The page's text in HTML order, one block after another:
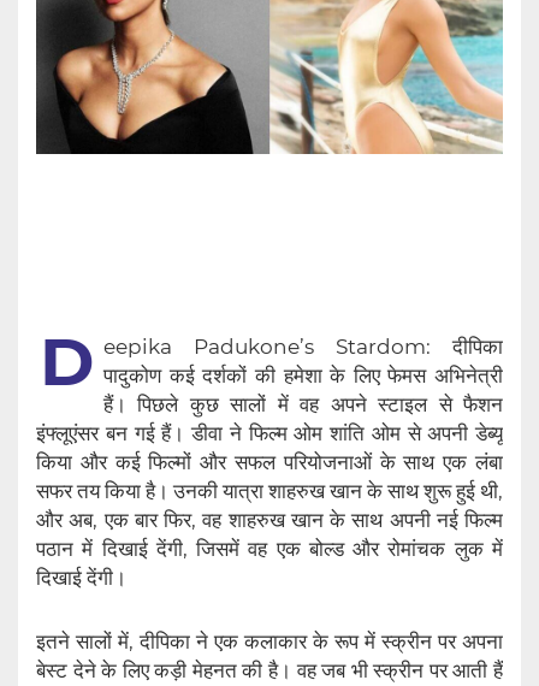
D eepika Padukone’s Stardom: दीपिका
पादुकोण कई दर्शकों की हमेशा के लिए फेमस अभिनेत्री
हैं। पिछले कुछ सालों में वह अपने स्टाइल से फैशन
इंफ्लूएंसर बन गई हैं। डीवा ने फिल्म ओम शांति ओम से अपनी डेब्यू
किया और कई फिल्मों और सफल परियोजनाओं के साथ एक लंबा
सफर तय किया है। उनकी यात्रा शाहरुख खान के साथ शुरू हुई थी,
और अब, एक बार फिर, वह शाहरुख खान के साथ अपनी नई फिल्म
पठान में दिखाई देंगी, जिसमें वह एक बोल्ड और रोमांचक लुक में
दिखाई देंगी।
इतने सालों में, दीपिका ने एक कलाकार के रूप में स्क्रीन पर अपना
बेस्ट देने के लिए कड़ी मेहनत की है। वह जब भी स्क्रीन पर आती हैं